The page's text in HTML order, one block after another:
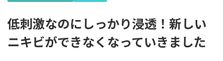
低刺激なのにしっかり浸透！新しい
ニキビができなくなっていきました